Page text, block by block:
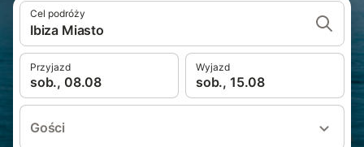
Cel podróży
Ibiza Miasto
Przyjazd
sob., 08.08
Wyjazd
sob., 15.08
Gości